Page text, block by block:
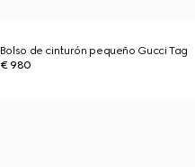
Bolso de cinturón pequeño Gucci Tag
€ 980